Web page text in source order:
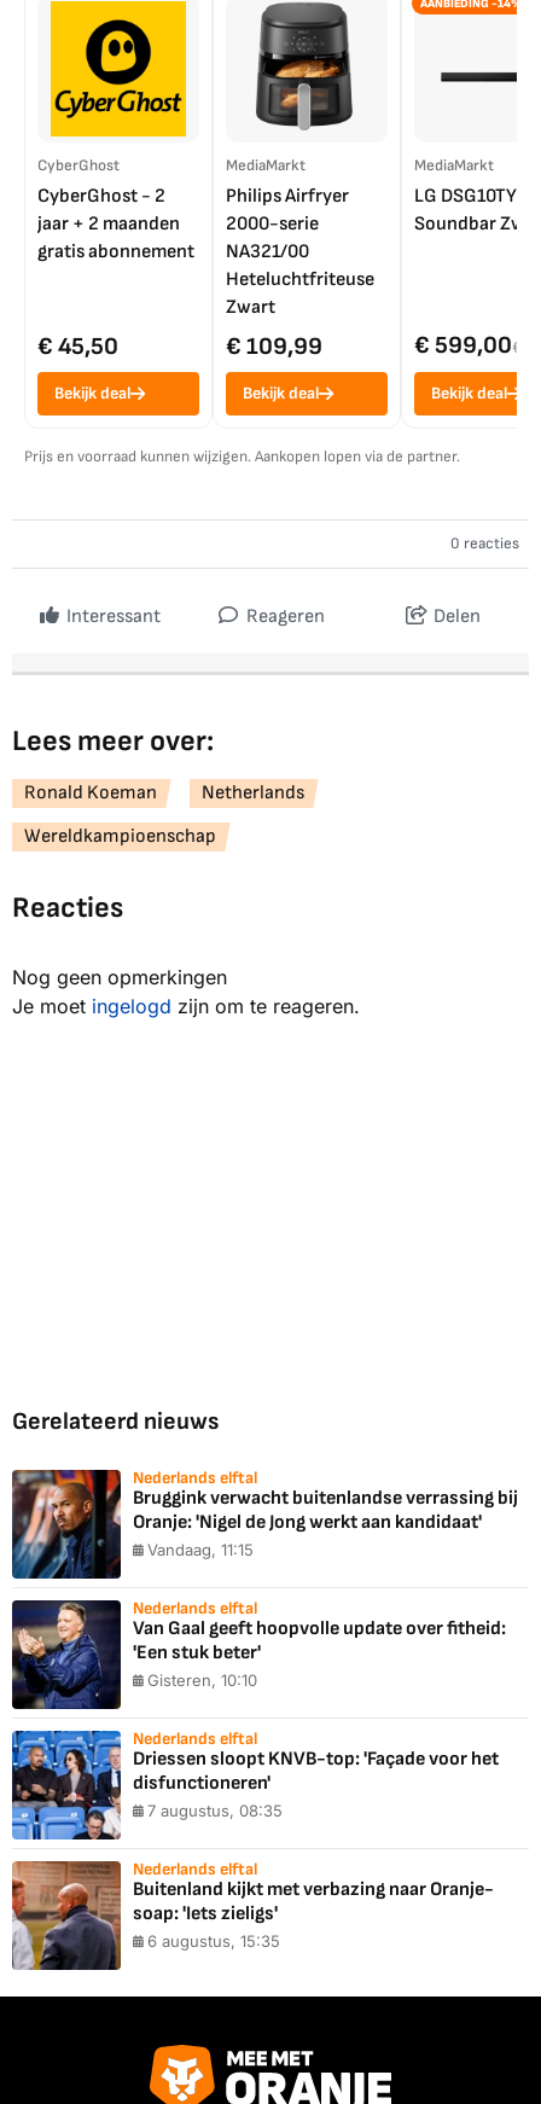
CyberGhost
CyberGhost - 2
jaar + 2 maanden
gratis abonnement
€ 45,50
Bekijk deal
MediaMarkt
Philips Airfryer
2000-serie
NA321/00
Heteluchtfriteuse
Zwart
€ 109,99
Bekijk deal
AANBIEDING -14%
MediaMarkt
LG DSG10TY
Soundbar
€ 599,00€
Bekijk deal
Prijs en voorraad kunnen wijzigen. Aankopen lopen via de partner.
0 reacties
Interessant Reageren Delen
Lees meer over:
Ronald Koeman
Netherlands
Wereldkampioenschap
Reacties
Nog geen opmerkingen
Je moet ingelogd zijn om te reageren.
Gerelateerd nieuws
Nederlands elftal
Bruggink verwacht buitenlandse verrassing bij
Oranje: 'Nigel de Jong werkt aan kandidaat'
Vandaag, 11:15
Nederlands elftal
Van Gaal geeft hoopvolle update over fitheid:
'Een stuk beter'
Gisteren, 10:10
Nederlands elftal
Driessen sloopt KNVB-top: 'Façade voor het
disfunctioneren'
7 augustus, 08:35
Nederlands elftal
Buitenland kijkt met verbazing naar Oranje-
soap: 'Iets zieligs'
6 augustus, 15:35